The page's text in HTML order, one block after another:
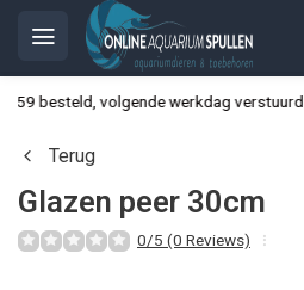
besteld, volgende werkdag verstuurd
Terug
Glazen peer 30cm
0/5 (0 Reviews)